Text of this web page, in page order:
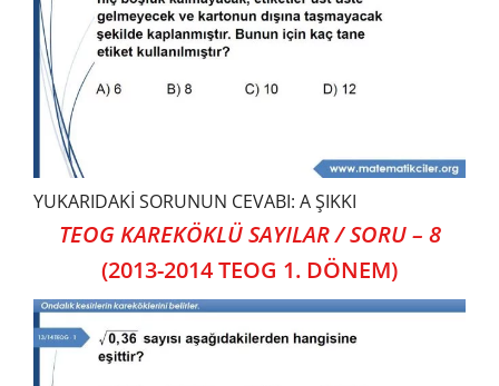
YUKARIDAKİ SORUNUN CEVABI: A ŞIKKI
TEOG KAREKÖKLÜ SAYILAR / SORU – 8
(2013-2014 TEOG 1. DÖNEM)